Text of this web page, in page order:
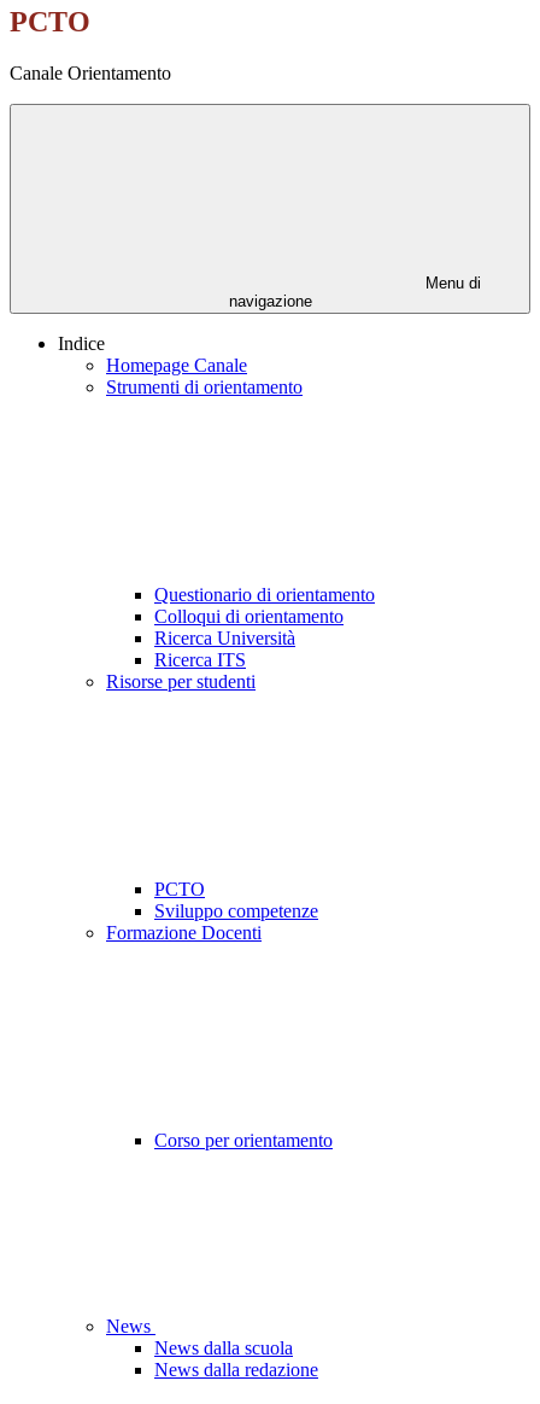
PCTO
Canale Orientamento
Menu di
navigazione
Indice
Homepage Canale
Strumenti di orientamento
Questionario di orientamento
Colloqui di orientamento
Ricerca Università
Ricerca ITS
Risorse per studenti
PCTO
Sviluppo competenze
Formazione Docenti
Corso per orientamento
News
News dalla scuola
News dalla redazione